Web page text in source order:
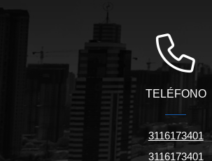
TELÉFONO
3116173401
3116173401